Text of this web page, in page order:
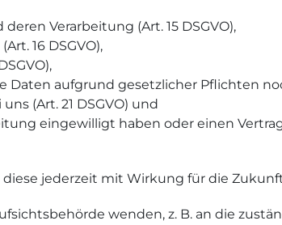
Verarbeitung (Art. 15 DSGVO),
16 DSGVO),
aufgrund gesetzlicher Pflichten
(Art. 21 DSGVO) und
eingewilligt haben oder einen
jederzeit mit Wirkung für die
wenden, z. B. an die